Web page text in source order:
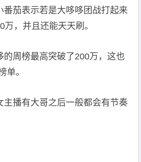
番茄表示若是大哆哆团战打起来
万，并且还能天天刷。
的周榜最高突破了200万，这也
单。
主播有大哥之后一般都会有节奏